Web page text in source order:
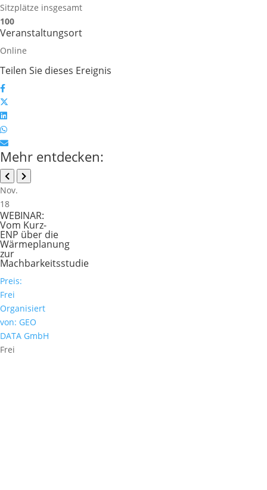
Sitzplätze insgesamt
100
Veranstaltungsort
Online
Teilen Sie dieses Ereignis
Mehr entdecken:
Nov.
18
WEBINAR:
Vom Kurz-
ENP über die
Wärmeplanung
zur
Machbarkeitsstudie
Preis:
Frei
Organisiert
von: GEO
DATA GmbH
Frei